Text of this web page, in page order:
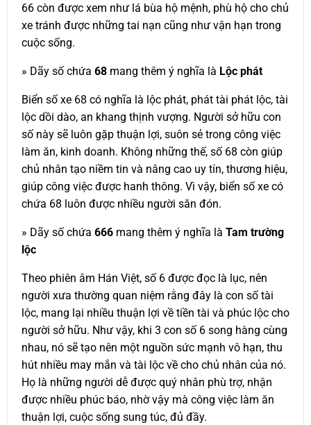
66 còn được xem như lá bùa hộ mệnh, phù hộ cho chủ
xe tránh được những tai nạn cũng như vận hạn trong
cuộc sống.
» Dãy số chứa 68 mang thêm ý nghĩa là Lộc phát
Biển số xe 68 có nghĩa là lộc phát, phát tài phát lộc, tài
lộc dồi dào, an khang thịnh vượng. Người sở hữu con
số này sẽ luôn gặp thuận lợi, suôn sẻ trong công việc
làm ăn, kinh doanh. Không những thế, số 68 còn giúp
chủ nhân tạo niềm tin và nâng cao uy tín, thương hiệu,
giúp công việc được hanh thông. Vì vậy, biển số xe có
chứa 68 luôn được nhiều người săn đón.
» Dãy số chứa 666 mang thêm ý nghĩa là Tam trường
lộc
Theo phiên âm Hán Việt, số 6 được đọc là lục, nên
người xưa thường quan niệm rằng đây là con số tài
lộc, mang lại nhiều thuận lợi về tiền tài và phúc lộc cho
người sở hữu. Như vậy, khi 3 con số 6 song hàng cùng
nhau, nó sẽ tạo nên một nguồn sức mạnh vô hạn, thu
hút nhiều may mắn và tài lộc về cho chủ nhân của nó.
Họ là những người dễ được quý nhân phù trợ, nhận
được nhiều phúc báo, nhờ vậy mà công việc làm ăn
thuận lợi, cuộc sống sung túc, đủ đầy.